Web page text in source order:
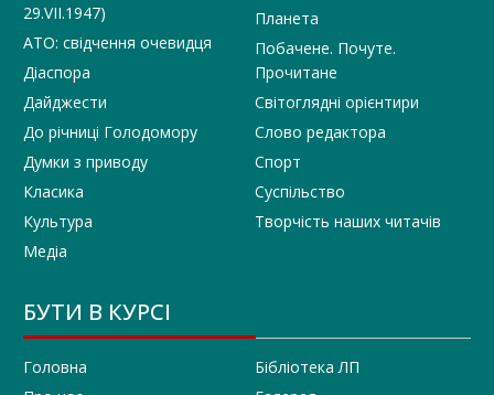
29.VII.1947)
АТО: свідчення очевидця
Діаспора
Дайджести
До річниці Голодомору
Думки з приводу
Класика
Культура
Медіа
Планета
Побачене. Почуте.
Прочитане
Світоглядні орієнтири
Слово редактора
Спорт
Суспільство
Творчість наших читачів
БУТИ В КУРСІ
Головна
Бібліотека ЛП